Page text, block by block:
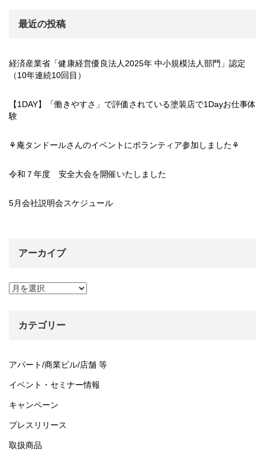
最近の投稿
経済産業省「健康経営優良法人2025年 中小規模法人部門」認定
（10年連続10回目）
【1DAY】「働きやすさ」で評価されている塗装店で1Dayお仕事体
験
⚘庵タンドールさんのイベントにボランティア参加しました⚘
令和７年度 安全大会を開催いたしました
5月会社説明会スケジュール
アーカイブ
ア
カテゴリー
アパート/商業ビル/店舗 等
イベント・セミナー情報
キャンペーン
プレスリリース
取扱商品